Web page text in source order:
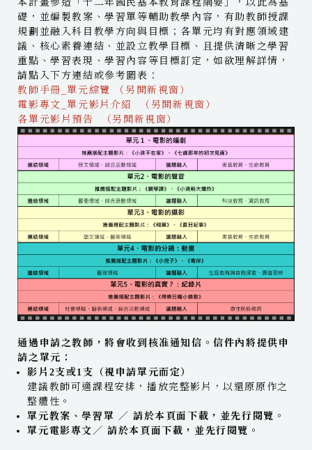
本計畫參造「十二年國民基本教育課程綱要」，以此為基
礎，並編製教案、學習單等輔助教學內容，有助教師授課
規劃並融入科目教學方向與目標；各單元均有對應領域建
議、核心素養連結、並設立教學目標、且提供清晰之學習
重點、學習表現、學習內容等目標訂定，如欲理解詳情，
請點入下方連結或參考圖表：
教師手冊_單元綜覽 （另開新視窗）
電影專文_單元影片介紹 （另開新視窗）
各單元影片預告 （另開新視窗）
通過申請之教師，將會收到核准通知信。信件內將提供申
請之單元：
影片2支或1支（視申請單元而定）
建議教師可適課程安排，播放完整影片，以還原原作之
整體性。
單元教案、學習單 ／ 請於本頁面下載，並先行閱覽。
單元電影專文／ 請於本頁面下載，並先行閱覽。